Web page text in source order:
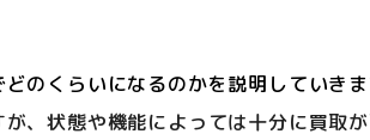
のくらいになるのかを説明していきま
、状態や機能によっては十分に買取が